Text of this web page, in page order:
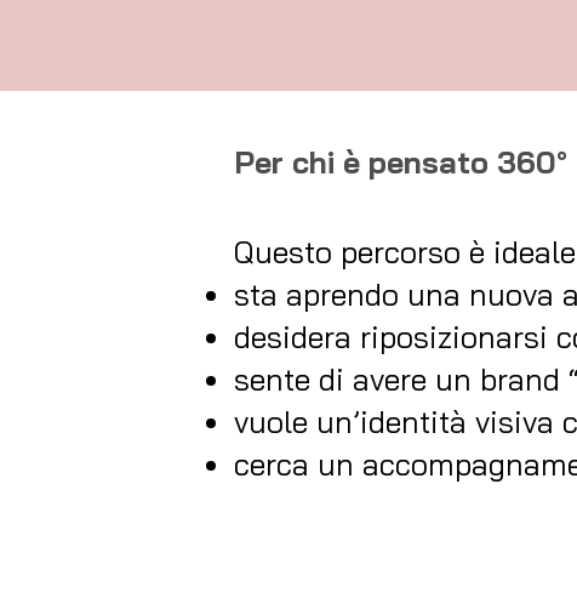
Per chi è pensato
Questo percorso è
sta aprendo una nuova
desidera riposizionarsi
sente di avere un brand
vuole un’identità visiva
cerca un